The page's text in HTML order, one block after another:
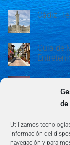
Utilizamos
información del
navegación y para
Cádiz:
Guía de
Guía de